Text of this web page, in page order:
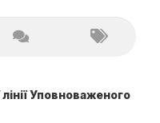
Уповноваженого